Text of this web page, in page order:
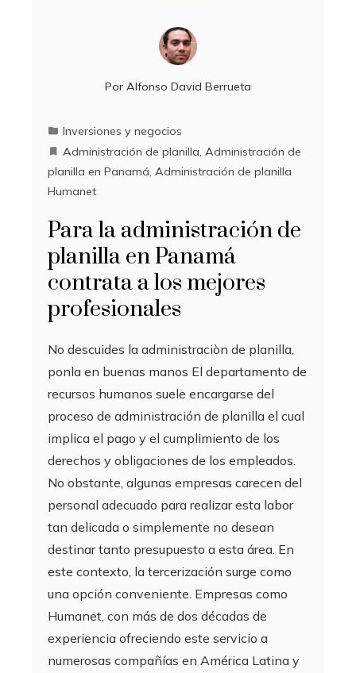
Por Alfonso David Berrueta
Inversiones y negocios
Administración de planilla, Administración de
planilla en Panamá, Administración de planilla
Humanet
Para la administración de
planilla en Panamá
contrata a los mejores
profesionales
No descuides la administraciòn de planilla,
ponla en buenas manos El departamento de
recursos humanos suele encargarse del
proceso de administración de planilla el cual
implica el pago y el cumplimiento de los
derechos y obligaciones de los empleados.
No obstante, algunas empresas carecen del
personal adecuado para realizar esta labor
tan delicada o simplemente no desean
destinar tanto presupuesto a esta área. En
este contexto, la tercerización surge como
una opción conveniente. Empresas como
Humanet, con más de dos décadas de
experiencia ofreciendo este servicio a
numerosas compañías en América Latina y